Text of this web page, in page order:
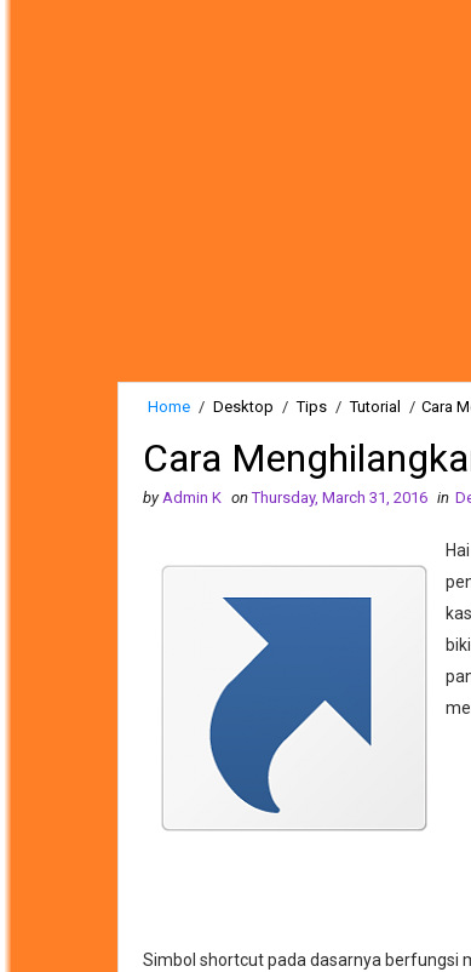
Home / Desktop / Tips / Tutorial / Cara
Cara
by Admin K on Thursday, March 31, 2016 in
Simbol shortcut pada dasarnya berfungsi